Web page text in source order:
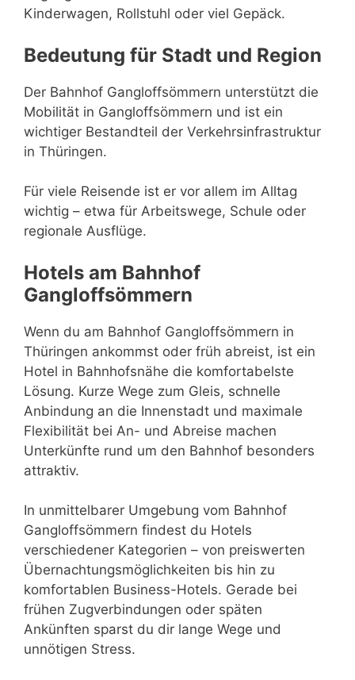
Kinderwagen, Rollstuhl oder viel Gepäck.
Bedeutung für Stadt und Region
Der Bahnhof Gangloffsömmern unterstützt die
Mobilität in Gangloffsömmern und ist ein
wichtiger Bestandteil der Verkehrsinfrastruktur
in Thüringen.
Für viele Reisende ist er vor allem im Alltag
wichtig – etwa für Arbeitswege, Schule oder
regionale Ausflüge.
Hotels am Bahnhof
Gangloffsömmern
Wenn du am Bahnhof Gangloffsömmern in
Thüringen ankommst oder früh abreist, ist ein
Hotel in Bahnhofsnähe die komfortabelste
Lösung. Kurze Wege zum Gleis, schnelle
Anbindung an die Innenstadt und maximale
Flexibilität bei An- und Abreise machen
Unterkünfte rund um den Bahnhof besonders
attraktiv.
In unmittelbarer Umgebung vom Bahnhof
Gangloffsömmern findest du Hotels
verschiedener Kategorien – von preiswerten
Übernachtungsmöglichkeiten bis hin zu
komfortablen Business-Hotels. Gerade bei
frühen Zugverbindungen oder späten
Ankünften sparst du dir lange Wege und
unnötigen Stress.